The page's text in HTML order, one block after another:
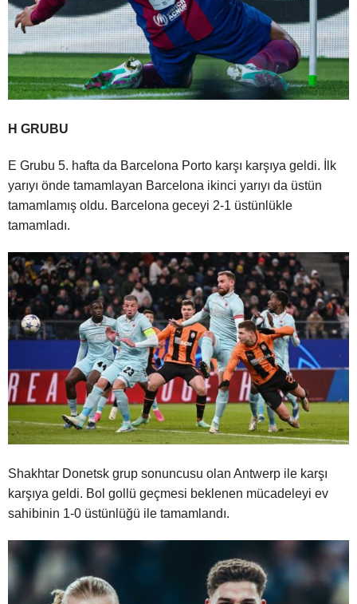
H GRUBU
E Grubu 5. hafta da Barcelona Porto karşı karşıya geldi. İlk
yarıyı önde tamamlayan Barcelona ikinci yarıyı da üstün
tamamlamış oldu. Barcelona geceyi 2-1 üstünlükle
tamamladı.
Shakhtar Donetsk grup sonuncusu olan Antwerp ile karşı
karşıya geldi. Bol gollü geçmesi beklenen mücadeleyi ev
sahibinin 1-0 üstünlüğü ile tamamlandı.